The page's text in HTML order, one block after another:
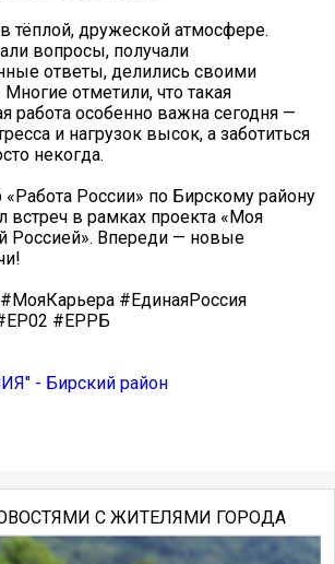
тёплой, дружеской атмосфере.
вопросы, получали
ответы, делились своими
отметили, что такая
работа особенно важна сегодня —
и нагрузок высок, а заботиться
некогда.
России» по Бирскому району
встреч в рамках проекта «Моя
Россией». Впереди — новые
#ЕдинаяРоссия
#ЕРРБ
- Бирский район
С ЖИТЕЛЯМИ ГОРОДА